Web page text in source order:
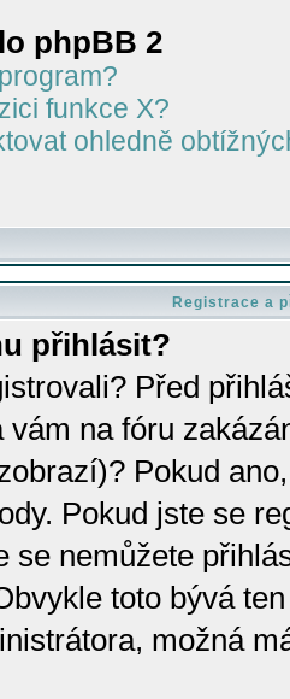
phpBB 2
funkce X?
ohledně
Registrace a
přihlásit?
Před
vám na fóru
Pokud
Pokud jste se
se nemůžete
toto bývá
možná